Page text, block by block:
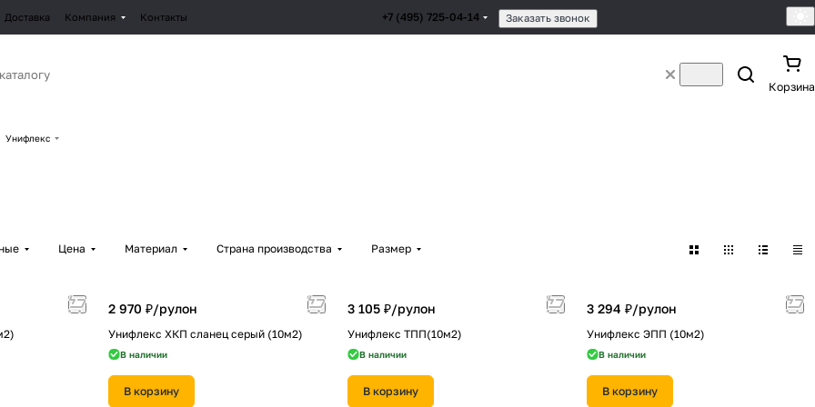
Доставка Компания Контакты +7 (495) 725-04-14 Заказать звонок
Корзина
Унифлекс
Цена Материал Страна производства Размер
2 970 ₽/рулон
Унифлекс ХКП сланец серый (10м2)
В наличии
В корзину
3 105 ₽/рулон
Унифлекс ТПП(10м2)
В наличии
В корзину
3 294 ₽/рулон
Унифлекс ЭПП (10м2)
В наличии
В корзину